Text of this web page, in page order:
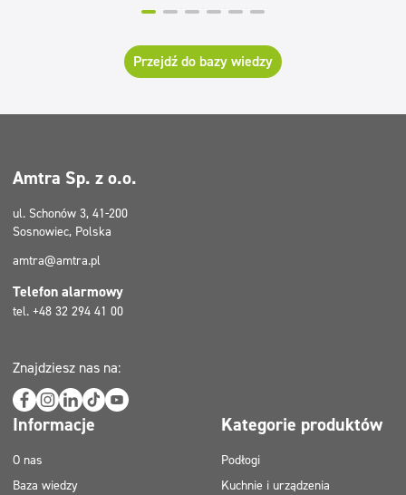
Przejdź do bazy wiedzy
Amtra Sp. z o.o.
ul. Schonów 3, 41-200
Sosnowiec, Polska
amtra@amtra.pl
Telefon alarmowy
tel. +48 32 294 41 00
Znajdziesz nas na:
Informacje
O nas
Baza wiedzy
Kategorie produktów
Podłogi
Kuchnie i urządzenia